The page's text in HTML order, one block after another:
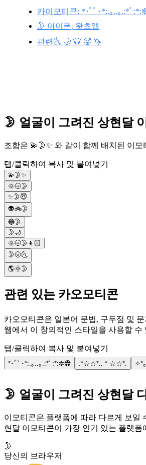
카이모티콘: *･ﾟﾟ･*:.｡..｡.:*ﾟ
🌛 아이폰, 왓츠앱
관련🌜 🌙 🐯 🥵 🦄
🌛 얼굴이 그려진 상현달
조합은 💫🌛✨ 와 같이 함께 배치된 이
탭/클릭하여 복사 및 붙여넣기
💫🌛✨
🌞🌝🌛
✨🌛😇
👽🚲🌛
🔵🌛
🌛🌙
🌞🌝🌛👦🏻
🌛🌝🌜
🌎🌞🌛
관련 있는 카오모티콘
카오모티콘은 일본어 문법, 구두점 및
웹에서 이 창의적인 스타일을 사용할 수
탭/클릭하여 복사 및 붙여넣기
*･ﾟﾟ･*:.｡..｡.:*ﾟ:*:✼✿ .*☆☆*.. * ☆☆*.
🌛 얼굴이 그려진 상현달
이모티콘은 플랫폼에 따라 다르게 보일
현달 이모티콘이 가장 인기 있는 플랫
🌛
당신의 브라우저